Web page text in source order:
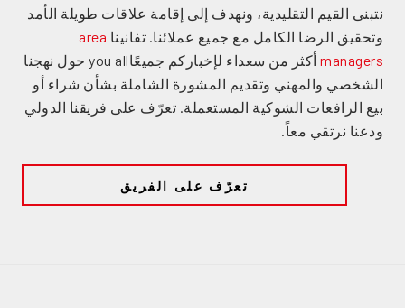
نتبنى القيم التقليدية، ونهدف إلى إقامة علاقات طويلة الأمد
وتحقيق الرضا الكامل مع جميع عملائنا. تفانينا area
managers
أكثر من سعداء لإخباركم جميعًاyou all حول نهجنا
الشخصي والمهني وتقديم المشورة الشاملة بشأن شراء أو
بيع الرافعات الشوكية المستعملة. تعرّف على فريقنا الدولي
ودعنا نرتقي معاً.
تعرّف على الفريق